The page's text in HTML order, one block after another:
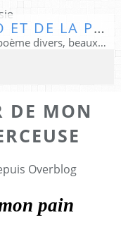
LE MONDE DE LA PHILO ET DE LA POÉSIE
Extraits de livres lus, poèmes perso, poème divers, beaux textes...
DE MON
Overblog
pain